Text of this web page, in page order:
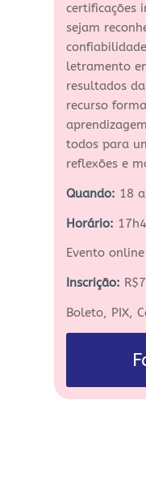
certificações
sejam
letramento
resultados
recurso
todos para
reflexões e
Quando: 18
Horário:
Evento online
Inscrição:
Boleto, PIX,